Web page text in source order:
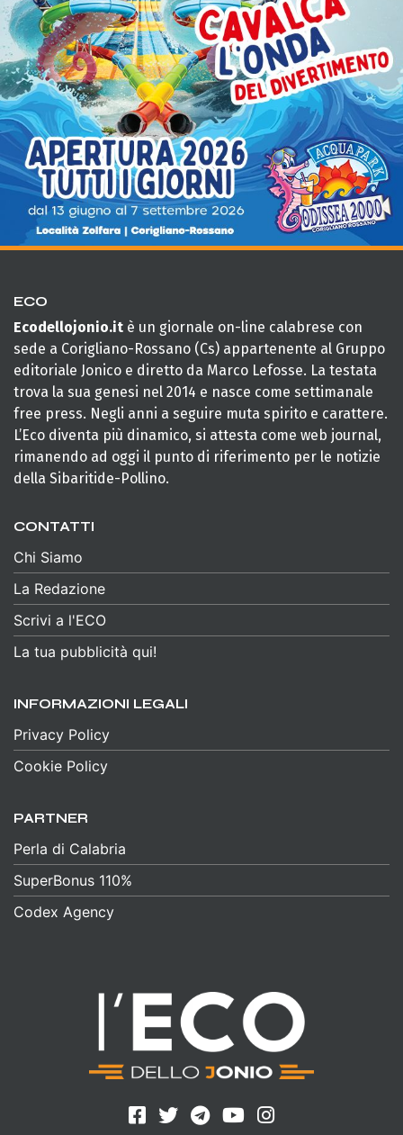
ECO
Ecodellojonio.it è un giornale on-line calabrese con
sede a Corigliano-Rossano (Cs) appartenente al Gruppo
editoriale Jonico e diretto da Marco Lefosse. La testata
trova la sua genesi nel 2014 e nasce come settimanale
free press. Negli anni a seguire muta spirito e carattere.
L’Eco diventa più dinamico, si attesta come web journal,
rimanendo ad oggi il punto di riferimento per le notizie
della Sibaritide-Pollino.
CONTATTI
Chi Siamo
La Redazione
Scrivi a l'ECO
La tua pubblicità qui!
INFORMAZIONI LEGALI
Privacy Policy
Cookie Policy
PARTNER
Perla di Calabria
SuperBonus 110%
Codex Agency